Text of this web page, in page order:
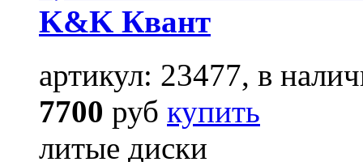
K&K Квант
артикул: 23477, в
7700 руб купить
литые диски